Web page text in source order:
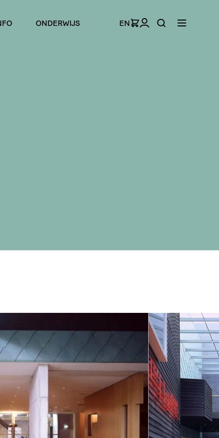
ONDERWIJS EN